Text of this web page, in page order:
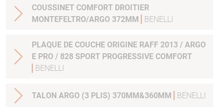
COUSSINET COMFORT DROITIER
MONTEFELTRO/ARGO 372MM
BENELLI
PLAQUE DE COUCHE ORIGINE RAFF 2013 / ARGO
E PRO / 828 SPORT PROGRESSIVE COMFORT
BENELLI
TALON ARGO (3 PLIS) 370MM&360MM BENELLI